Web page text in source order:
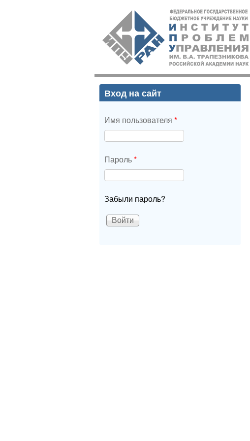
ИПУ
РАН
Вход на сайт
Имя пользователя *
Пароль*
Забыли пароль?